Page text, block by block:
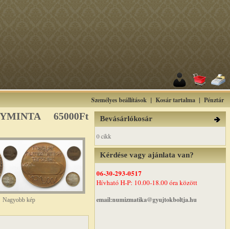
Személyes beállítások | Kosár tartalma | Pénztár
65000Ft
Nagyobb kép
Bevásárlókosár
0 cikk
Kérdése vagy ajánlata van?
06-30-293-0517
Hívható H-P: 10.00-18.00 óra között
email:numizmatika@gyujtokboltja.hu